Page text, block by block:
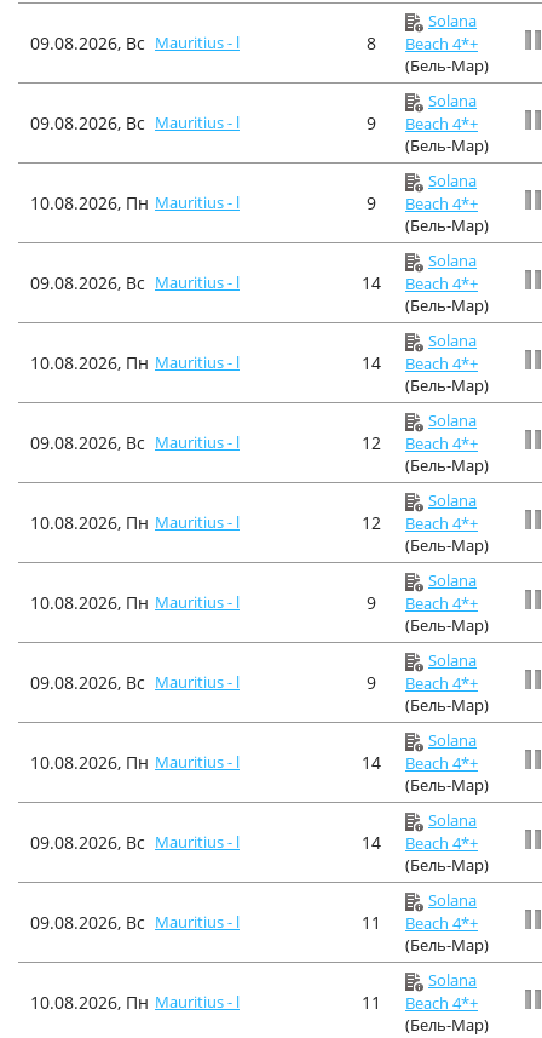
09.08.2026, Вс Mauritius - l 8
Solana
Beach 4*+
(Бель-Мар)
09.08.2026, Вс Mauritius - l 9
Solana
Beach 4*+
(Бель-Мар)
10.08.2026, Пн Mauritius - l 9
Solana
Beach 4*+
(Бель-Мар)
09.08.2026, Вс Mauritius - l 14
Solana
Beach 4*+
(Бель-Мар)
10.08.2026, Пн Mauritius - l 14
Solana
Beach 4*+
(Бель-Мар)
09.08.2026, Вс Mauritius - l 12
Solana
Beach 4*+
(Бель-Мар)
10.08.2026, Пн Mauritius - l 12
Solana
Beach 4*+
(Бель-Мар)
10.08.2026, Пн Mauritius - l 9
Solana
Beach 4*+
(Бель-Мар)
09.08.2026, Вс Mauritius - l 9
Solana
Beach 4*+
(Бель-Мар)
10.08.2026, Пн Mauritius - l 14
Solana
Beach 4*+
(Бель-Мар)
09.08.2026, Вс Mauritius - l 14
Solana
Beach 4*+
(Бель-Мар)
09.08.2026, Вс Mauritius - l 11
Solana
Beach 4*+
(Бель-Мар)
10.08.2026, Пн Mauritius - l 11
Solana
Beach 4*+
(Бель-Мар)